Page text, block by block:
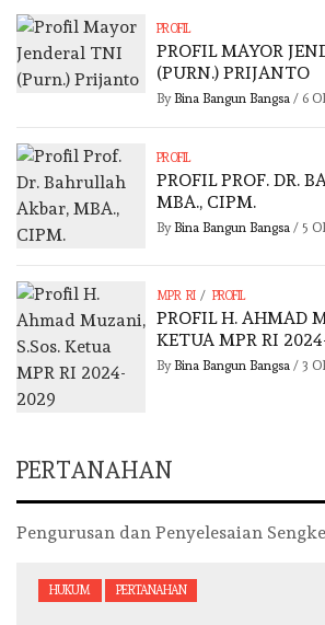
PROFIL
PROFIL MAYOR
(PURN.) PRIJANTO
By Bina Bangun Bangsa/ 6
PROFIL
PROFIL PROF. DR.
MBA., CIPM.
By Bina Bangun Bangsa/ 5
MPR RI / PROFIL
PROFIL H. AHMAD
KETUA MPR RI
By Bina Bangun Bangsa/ 3
PERTANAHAN
Pengurusan dan Penyelesaian
HUKUM PERTANAHAN